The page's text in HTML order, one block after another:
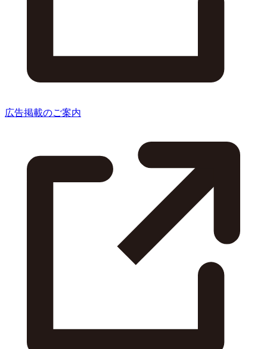
広告掲載のご案内